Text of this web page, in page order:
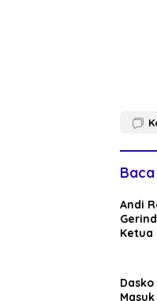
Andi
Ketua